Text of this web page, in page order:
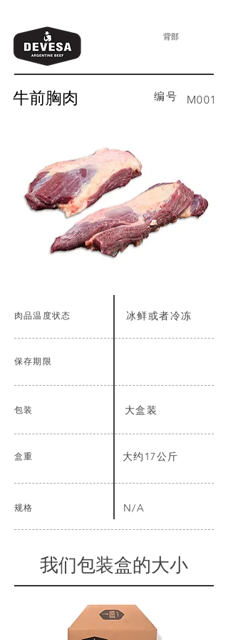
背部
牛前胸肉 M001
编号
肉品温度状态 冰鲜或者冷冻
保存期限
大盒装
包装
盒重 大约17公斤
规格 N/A
我们包装盒的大小